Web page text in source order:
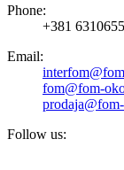
Phone:
+381
Email:
fom@fom-
Follow us: